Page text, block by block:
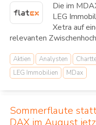
Die im
LEG
Xetra auf
relevanten
Aktien Analysten
LEG Immobilien
MDax
Sommerflaute
DAX im August